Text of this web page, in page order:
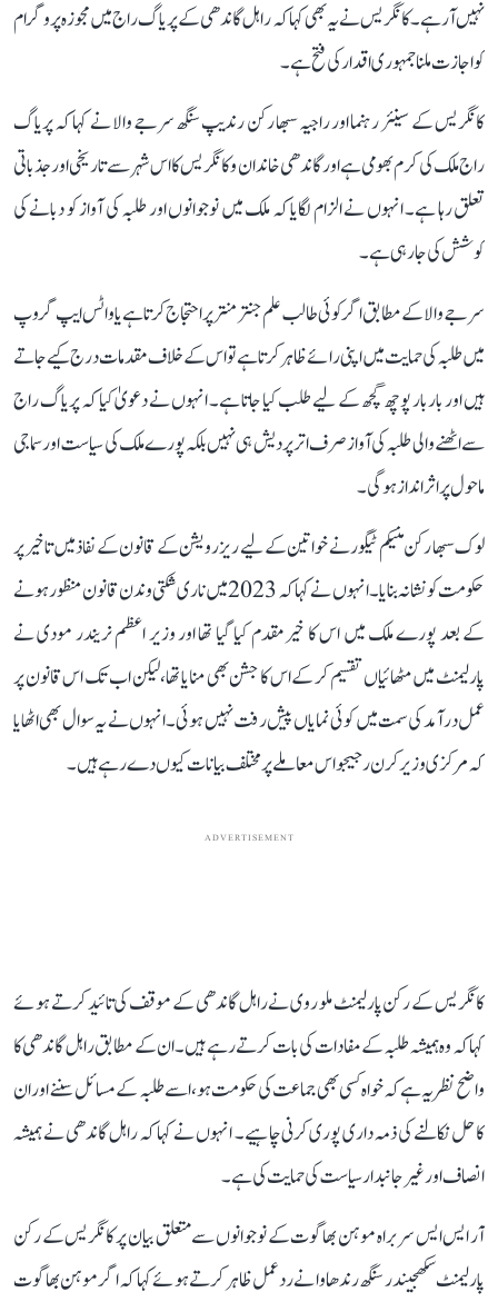
نہیں آ رہے۔ کانگریس نے یہ بھی کہا کہ راہل گاندھی کے پریاگ راج میں مجوزہ پروگرام
کو اجازت ملنا جمہوری اقدار کی فتح ہے۔
کانگریس کے سینئر رہنما اور راجیہ سبھا رکن رندیپ سنگھ سرجے والا نے کہا کہ پریاگ
راج ملک کی کرم بھومی ہے اور گاندھی خاندان و کانگریس کا اس شہر سے تاریخی اور جذباتی
تعلق رہا ہے۔ انہوں نے الزام لگایا کہ ملک میں نوجوانوں اور طلبہ کی آواز کو دبانے کی
کوشش کی جا رہی ہے۔
سرجے والا کے مطابق اگر کوئی طالب علم جنتر منتر پر احتجاج کرتا ہے یا واٹس ایپ گروپ
میں طلبہ کی حمایت میں اپنی رائے ظاہر کرتا ہے تو اس کے خلاف مقدمات درج کیے جاتے
ہیں اور بار بار پوچھ گچھ کے لیے طلب کیا جاتا ہے۔ انہوں نے دعویٰ کیا کہ پریاگ راج
سے اٹھنے والی طلبہ کی آواز صرف اتر پردیش ہی نہیں بلکہ پورے ملک کی سیاست اور سماجی
ماحول پر اثر انداز ہوگی۔
لوک سبھا رکن منیکم ٹیگور نے خواتین کے لیے ریزرویشن کے قانون کے نفاذ میں تاخیر پر
حکومت کو نشانہ بنایا۔ انہوں نے کہا کہ 2023 میں ناری شکتی وندن قانون منظور ہونے
کے بعد پورے ملک میں اس کا خیرمقدم کیا گیا تھا اور وزیر اعظم نریندر مودی نے
پارلیمنٹ میں مٹھائیاں تقسیم کر کے اس کا جشن بھی منایا تھا، لیکن اب تک اس قانون پر
عمل درآمد کی سمت میں کوئی نمایاں پیش رفت نہیں ہوئی۔ انہوں نے یہ سوال بھی اٹھایا
کہ مرکزی وزیر کرن رجیجو اس معاملے پر مختلف بیانات کیوں دے رہے ہیں۔
ADVERTISEMENT
کانگریس کے رکن پارلیمنٹ ملو روی نے راہل گاندھی کے موقف کی تائید کرتے ہوئے
کہا کہ وہ ہمیشہ طلبہ کے مفادات کی بات کرتے رہے ہیں۔ ان کے مطابق راہل گاندھی کا
واضح نظریہ ہے کہ خواہ کسی بھی جماعت کی حکومت ہو، اسے طلبہ کے مسائل سننے اور ان
کا حل نکالنے کی ذمہ داری پوری کرنی چاہیے۔ انہوں نے کہا کہ راہل گاندھی نے ہمیشہ
انصاف اور غیر جانبدار سیاست کی حمایت کی ہے۔
آر ایس ایس سربراہ موہن بھاگوت کے نوجوانوں سے متعلق بیان پر کانگریس کے رکن
پارلیمنٹ سکھجیندر سنگھ رندھاوا نے ردعمل ظاہر کرتے ہوئے کہا کہ اگر موہن بھاگوت